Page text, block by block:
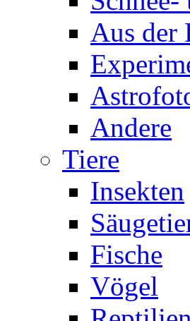
Aus der
Andere
Tiere
Insekten
Fische
Vögel